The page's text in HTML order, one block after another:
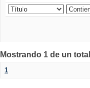
Mostrando 1 de un
1